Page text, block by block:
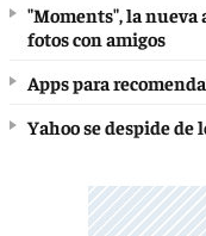
"Moments", la nueva
fotos con amigos
Apps para
Yahoo se despide de